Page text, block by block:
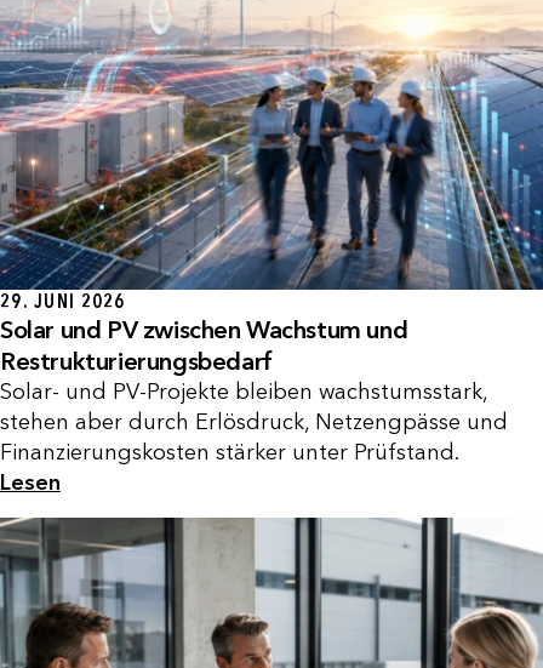
29. JUNI 2026
Solar und PV zwischen Wachstum und
Restrukturierungsbedarf
Solar- und PV-Projekte bleiben wachstumsstark,
stehen aber durch Erlösdruck, Netzengpässe und
Finanzierungskosten stärker unter Prüfstand.
Lesen